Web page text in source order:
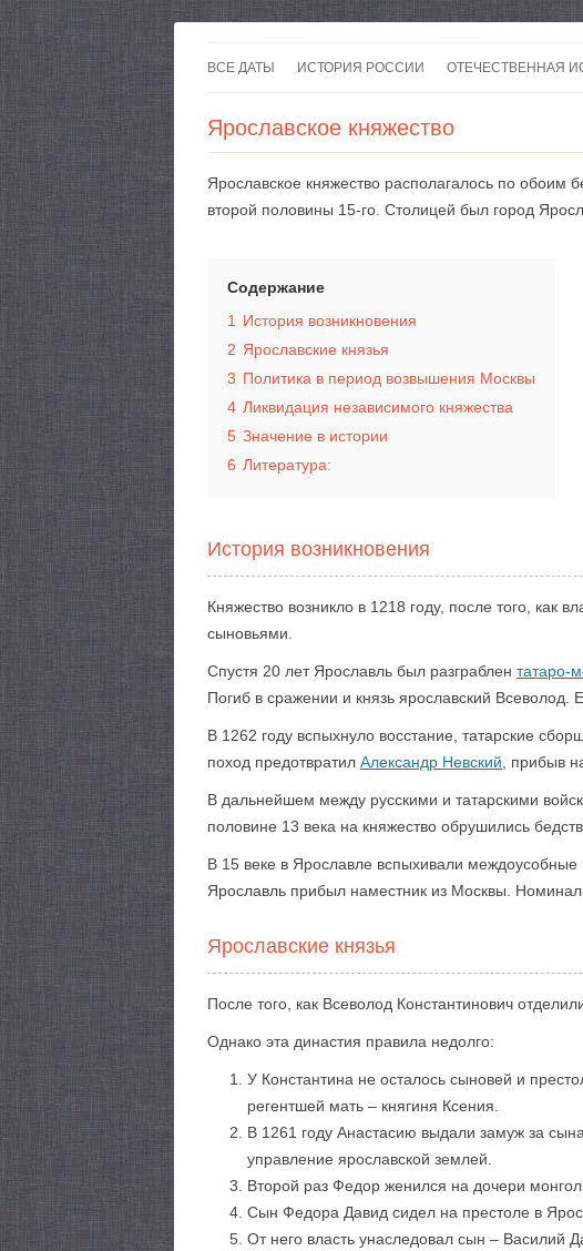
ВСЕ ДАТЫ ИСТОРИЯ РОССИИ ОТЕЧЕСТВЕННАЯ
Ярославское княжество
Ярославское княжество располагалось по обоим
второй половины 15-го. Столицей был город
Содержание
1
История возникновения
2 Ярославские князья
3 Политика в период возвышения Москвы
4 Ликвидация независимого княжества
5 Значение в истории
6 Литература:
История возникновения
Княжество возникло в 1218 году, после того, как
сыновьями.
Спустя 20 лет Ярославль был разграблен татаро-
Погиб в сражении и князь ярославский Всеволод.
В 1262 году вспыхнуло восстание, татарские
поход предотвратил Александр Невский , прибыв
В дальнейшем между русскими и татарскими
половине 13 века на княжество обрушились
В 15 веке в Ярославле вспыхивали междоусобные
Ярославль прибыл наместник из Москвы.
Ярославские князья
После того, как Всеволод Константинович
Однако эта династия правила недолго:
У Константина не осталось сыновей и
регентшей мать – княгиня Ксения.
В 1261 году Анастасию выдали замуж за
управление ярославской землей.
Второй раз Федор женился на дочери
Сын Федора Давид сидел на престоле в
От него власть унаследовал сын – Василий